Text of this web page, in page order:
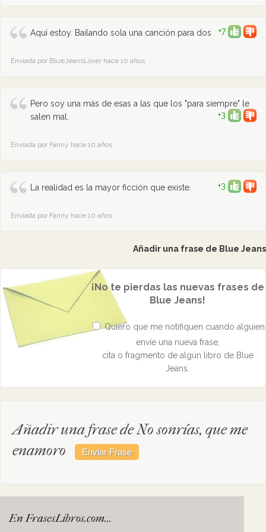
Aquí estoy. Bailando sola una canción para dos +7
Enviada por BlueJeansLover hace 10 años
Pero soy una más de esas a las que los "para siempre" le
salen mal.
+3
Enviada por Fanny hace 10 años
La realidad es la mayor ficción que existe. +3
Enviada por Fanny hace 10 años
Añadir una frase de Blue Jeans
¡No te pierdas las nuevas frases de
Blue Jeans!
Quiero que me notifiquen cuando alguien
envíe una nueva frase,
cita o fragmento de algún libro de Blue
Jeans.
Añadir una frase de No sonrías, que me
enamoro
En FrasesLibros.com...